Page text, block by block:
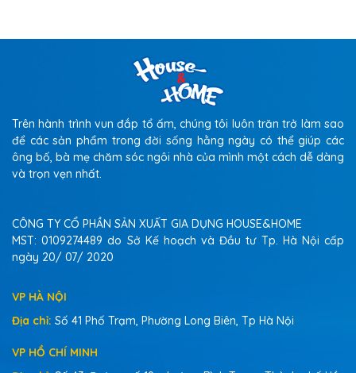
Trên hành trình vun đắp tổ ấm, chúng tôi luôn trăn trở làm sao
để các sản phẩm trong đời sống hằng ngày có thể giúp các
ông bố, bà mẹ chăm sóc ngôi nhà của mình một cách dễ dàng
và trọn vẹn nhất.
CÔNG TY CỔ PHẦN SẢN XUẤT GIA DỤNG HOUSE&HOME
MST: 0109274489 do Sở Kế hoạch và Đầu tư Tp. Hà Nội cấp
ngày 20/ 07/ 2020
VP HÀ NỘI
Địa chỉ: Số 41 Phố Trạm, Phường Long Biên, Tp Hà Nội
VP HỒ CHÍ MINH